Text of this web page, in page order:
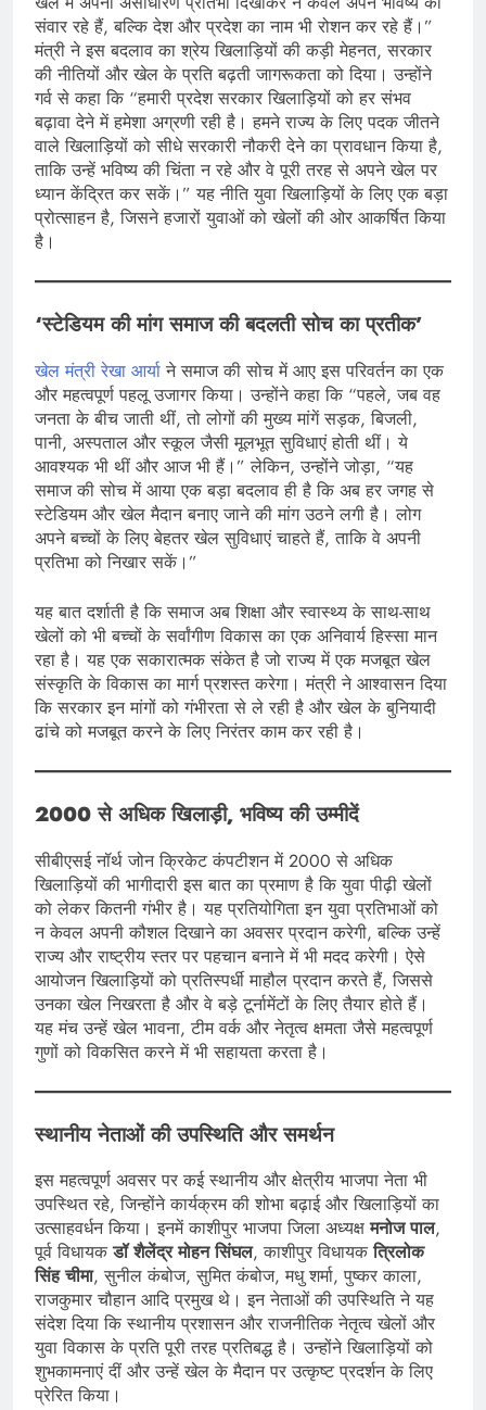
संवार रहे हैं, बल्कि देश और प्रदेश का नाम भी रोशन कर रहे हैं।”
मंत्री ने इस बदलाव का श्रेय खिलाड़ियों की कड़ी मेहनत, सरकार
की नीतियों और खेल के प्रति बढ़ती जागरूकता को दिया। उन्होंने
गर्व से कहा कि “हमारी प्रदेश सरकार खिलाड़ियों को हर संभव
बढ़ावा देने में हमेशा अग्रणी रही है। हमने राज्य के लिए पदक जीतने
वाले खिलाड़ियों को सीधे सरकारी नौकरी देने का प्रावधान किया है,
ताकि उन्हें भविष्य की चिंता न रहे और वे पूरी तरह से अपने खेल पर
ध्यान केंद्रित कर सकें।” यह नीति युवा खिलाड़ियों के लिए एक बड़ा
प्रोत्साहन है, जिसने हजारों युवाओं को खेलों की ओर आकर्षित किया
है।
‘स्टेडियम की मांग समाज की बदलती सोच का प्रतीक’
खेल मंत्री रेखा आर्याने समाज की सोच में आए इस परिवर्तन का एक
और महत्वपूर्ण पहलू उजागर किया। उन्होंने कहा कि “पहले, जब वह
जनता के बीच जाती थीं, तो लोगों की मुख्य मांगें सड़क, बिजली,
पानी, अस्पताल और स्कूल जैसी मूलभूत सुविधाएं होती थीं। ये
आवश्यक भी थीं और आज भी हैं।” लेकिन, उन्होंने जोड़ा, “यह
समाज की सोच में आया एक बड़ा बदलाव ही है कि अब हर जगह से
स्टेडियम और खेल मैदान बनाए जाने की मांग उठने लगी है। लोग
अपने बच्चों के लिए बेहतर खेल सुविधाएं चाहते हैं, ताकि वे अपनी
प्रतिभा को निखार सकें।”
यह बात दर्शाती है कि समाज अब शिक्षा और स्वास्थ्य के साथ-साथ
खेलों को भी बच्चों के सर्वांगीण विकास का एक अनिवार्य हिस्सा मान
रहा है। यह एक सकारात्मक संकेत है जो राज्य में एक मजबूत खेल
संस्कृति के विकास का मार्ग प्रशस्त करेगा। मंत्री ने आश्वासन दिया
कि सरकार इन मांगों को गंभीरता से ले रही है और खेल के बुनियादी
ढांचे को मजबूत करने के लिए निरंतर काम कर रही है।
2000 से अधिक खिलाड़ी, भविष्य की उम्मीदें
सीबीएसई नॉर्थ जोन क्रिकेट कंपटीशन में 2000 से अधिक
खिलाड़ियों की भागीदारी इस बात का प्रमाण है कि युवा पीढ़ी खेलों
को लेकर कितनी गंभीर है। यह प्रतियोगिता इन युवा प्रतिभाओं को
न केवल अपनी कौशल दिखाने का अवसर प्रदान करेगी, बल्कि उन्हें
राज्य और राष्ट्रीय स्तर पर पहचान बनाने में भी मदद करेगी। ऐसे
आयोजन खिलाड़ियों को प्रतिस्पर्धी माहौल प्रदान करते हैं, जिससे
उनका खेल निखरता है और वे बड़े टूर्नामेंटों के लिए तैयार होते हैं।
यह मंच उन्हें खेल भावना, टीम वर्क और नेतृत्व क्षमता जैसे महत्वपूर्ण
गुणों को विकसित करने में भी सहायता करता है।
स्थानीय नेताओं की उपस्थिति और समर्थन
इस महत्वपूर्ण अवसर पर कई स्थानीय और क्षेत्रीय भाजपा नेता भी
उपस्थित रहे, जिन्होंने कार्यक्रम की शोभा बढ़ाई और खिलाड़ियों का
उत्साहवर्धन किया। इनमें काशीपुर भाजपा जिला अध्यक्षमनोज पाल,
पूर्व विधायकडॉ शैलेंद्र मोहन सिंघल, काशीपुर विधायकत्रिलोक
सिंह चीमा, सुनील कंबोज, सुमित कंबोज, मधु शर्मा, पुष्कर काला,
राजकुमार चौहान आदि प्रमुख थे। इन नेताओं की उपस्थिति ने यह
संदेश दिया कि स्थानीय प्रशासन और राजनीतिक नेतृत्व खेलों और
युवा विकास के प्रति पूरी तरह प्रतिबद्ध है। उन्होंने खिलाड़ियों को
शुभकामनाएं दीं और उन्हें खेल के मैदान पर उत्कृष्ट प्रदर्शन के लिए
प्रेरित किया।